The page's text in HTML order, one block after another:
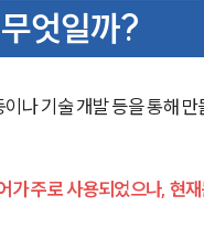
엇일까?
나 기술 개발 등을 통해
가 주로 사용되었으나, 현